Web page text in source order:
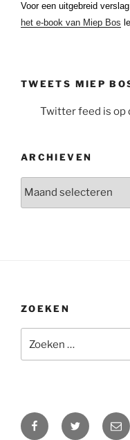
Voor een uitgebreid
het e-book van Miep Bos
TWEETS MIEP
Twitter feed is op
ARCHIEVEN
ZOEKEN
naar:
FacebookTwitter E-